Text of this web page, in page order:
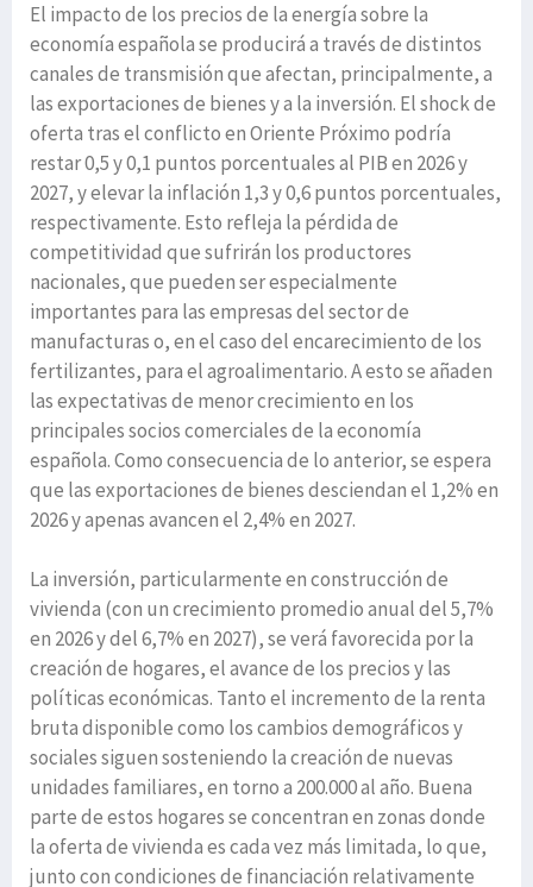
El impacto de los precios de la energía sobre la
economía española se producirá a través de distintos
canales de transmisión que afectan, principalmente, a
las exportaciones de bienes y a la inversión. El shock de
oferta tras el conflicto en Oriente Próximo podría
restar 0,5 y 0,1 puntos porcentuales al PIB en 2026 y
2027, y elevar la inflación 1,3 y 0,6 puntos porcentuales,
respectivamente. Esto refleja la pérdida de
competitividad que sufrirán los productores
nacionales, que pueden ser especialmente
importantes para las empresas del sector de
manufacturas o, en el caso del encarecimiento de los
fertilizantes, para el agroalimentario. A esto se añaden
las expectativas de menor crecimiento en los
principales socios comerciales de la economía
española. Como consecuencia de lo anterior, se espera
que las exportaciones de bienes desciendan el 1,2% en
2026 y apenas avancen el 2,4% en 2027.
La inversión, particularmente en construcción de
vivienda (con un crecimiento promedio anual del 5,7%
en 2026 y del 6,7% en 2027), se verá favorecida por la
creación de hogares, el avance de los precios y las
políticas económicas. Tanto el incremento de la renta
bruta disponible como los cambios demográficos y
sociales siguen sosteniendo la creación de nuevas
unidades familiares, en torno a 200.000 al año. Buena
parte de estos hogares se concentran en zonas donde
la oferta de vivienda es cada vez más limitada, lo que,
junto con condiciones de financiación relativamente